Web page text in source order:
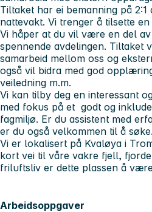
Tiltaket har ei bemanning på
nattevakt. Vi trenger å tilsette
Vi håper at du vil være en del
spennende avdelingen. Tiltaket
samarbeid mellom oss og
også vil bidra med god
veiledning m.m.
Vi kan tilby deg en interessant
med fokus på et godt og
fagmiljø. Er du assistent med
er du også velkommen til å søke.
Vi er lokalisert på Kvaløya i
kort vei til våre vakre fjell,
friluftsliv er dette plassen å
Arbeidsoppgaver